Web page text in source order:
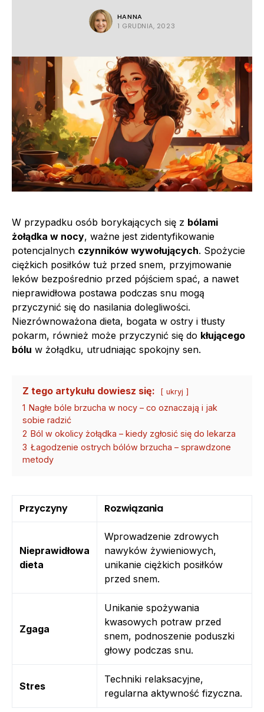
HANNA
1 GRUDNIA, 2023
W przypadku osób borykających się z bólami
żołądka w nocy, ważne jest zidentyfikowanie
potencjalnych czynników wywołujących. Spożycie
ciężkich posiłków tuż przed snem, przyjmowanie
leków bezpośrednio przed pójściem spać, a nawet
nieprawidłowa postawa podczas snu mogą
przyczynić się do nasilania dolegliwości.
Niezrównoważona dieta, bogata w ostry i tłusty
pokarm, również może przyczynić się do kłującego
bólu w żołądku, utrudniając spokojny sen.
Z tego artykułu dowiesz się: ukryj
1 Nagłe bóle brzucha w nocy – co oznaczają i jak
sobie radzić
2 Ból w okolicy żołądka – kiedy zgłosić się do lekarza
3 Łagodzenie ostrych bólów brzucha – sprawdzone
metody
Przyczyny Rozwiązania
Nieprawidłowa
dieta
Wprowadzenie zdrowych
nawyków żywieniowych,
unikanie ciężkich posiłków
przed snem.
Zgaga
Unikanie spożywania
kwasowych potraw przed
snem, podnoszenie poduszki
głowy podczas snu.
Stres
Techniki relaksacyjne,
regularna aktywność fizyczna.